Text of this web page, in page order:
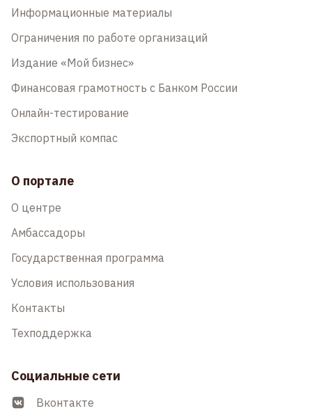
Информационные материалы
Ограничения по работе организаций
Издание «Мой бизнес»
Финансовая грамотность с Банком России
Онлайн-тестирование
Экспортный компас
О портале
О центре
Амбассадоры
Государственная программа
Условия использования
Контакты
Техподдержка
Социальные сети
Вконтакте